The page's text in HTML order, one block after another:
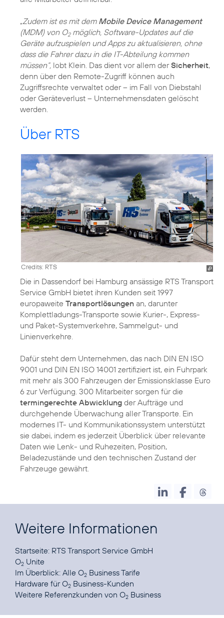
„Zudem ist es mit dem Mobile Device Management
(MDM) von O2möglich, Software-Updates auf die
Geräte aufzuspielen und Apps zu aktualisieren, ohne
dass die Fahrer dazu in die IT-Abteilung kommen
müssen“, lobt Klein. Das dient vor allem derSicherheit,
denn über den Remote-Zugriff können auch
Zugriffsrechte verwaltet oder – im Fall von Diebstahl
oder Geräteverlust – Unternehmensdaten gelöscht
werden.
Über RTS
Credits: RTS
Die in Dassendorf bei Hamburg ansässige RTS Transport
Service GmbH bietet ihren Kunden seit 1997
europaweite Transportlösungen an, darunter
Komplettladungs-Transporte sowie Kurier-, Express-
und Paket-Systemverkehre, Sammelgut- und
Linienverkehre.
Dafür steht dem Unternehmen, das nach DIN EN ISO
9001 und DIN EN ISO 14001 zertifiziert ist, ein Fuhrpark
mit mehr als 300 Fahrzeugen der Emissionsklasse Euro
6 zur Verfügung. 300 Mitarbeiter sorgen für die
termingerechte Abwicklung der Aufträge und
durchgehende Überwachung aller Transporte. Ein
modernes IT- und Kommunikationssystem unterstützt
sie dabei, indem es jederzeit Überblick über relevante
Daten wie Lenk- und Ruhezeiten, Position,
Beladezustände und den technischen Zustand der
Fahrzeuge gewährt.
Weitere Informationen
Startseite: RTS Transport Service GmbH
O2 Unite
Im Überblick: Alle O2 Business Tarife
Hardware für O2 Business-Kunden
Weitere Referenzkunden von O2 Business